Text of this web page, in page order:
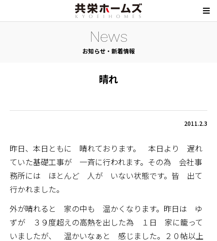
News
お知らせ・新着情報
晴れ
2011.2.3
昨日、本日ともに 晴れております。 本日より 遅れ
ていた基礎工事が 一斉に行われます。その為 会社事
務所には ほとんど 人が いない状態です。皆 出て
行かれました。
外が晴れると 家の中も 温かくなります。昨日は ゆ
ずが ３９度超えの高熱を出した為 １日 家に籠って
いましたが、 温かいなぁと 感じました。２０帖以上